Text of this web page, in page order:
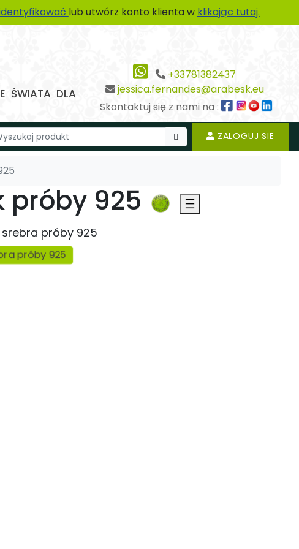
lub utwórz konto klienta w klikając tutaj.
ŚWIATA DLA
+33781382437
jessica.fernandes@arabesk.eu
Skontaktuj się z nami na :
ZALOGUJ SIE
próby 925
srebra próby 925
próby 925